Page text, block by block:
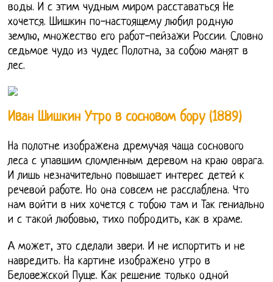
воды. И с этим чудным миром расставаться Не
хочется. Шишкин по-настоящему любил родную
землю, множество его работ-пейзажи России. Словно
седьмое чудо из чудес Полотна, за собою манят в
лес.
Иван Шишкин Утро в сосновом бору (1889)
На полотне изображена дремучая чаща соснового
леса с упавшим сломленным деревом на краю оврага.
И лишь незначительно повышает интерес детей к
речевой работе. Но она совсем не расслаблена. Что
нам войти в них хочется с тобою там и Так гениально
и с такой любовью, тихо побродить, как в храме.
А может, это сделали звери. И не испортить и не
навредить. На картине изображено утро в
Беловежской Пуще. Как решение только одной